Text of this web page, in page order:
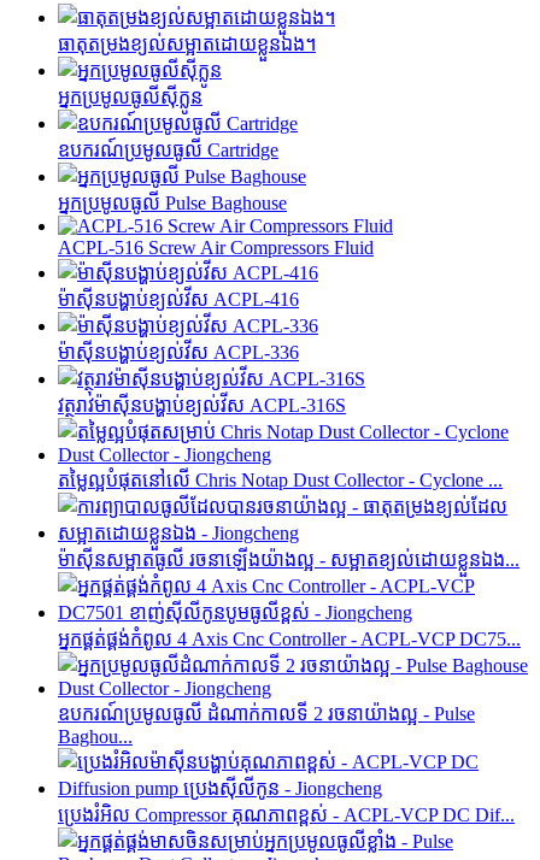
ធាតុតម្រងខ្យល់សម្អាតដោយខ្លួនឯង។
អ្នកប្រមូលធូលីស៊ីក្លូន
ឧបករណ៍ប្រមូលធូលី Cartridge
អ្នកប្រមូលធូលី Pulse Baghouse
ACPL-516 Screw Air Compressors Fluid
ម៉ាស៊ីនបង្ហាប់ខ្យល់វីស ACPL-416
ម៉ាស៊ីនបង្ហាប់ខ្យល់វីស ACPL-336
វត្ថុរាវម៉ាស៊ីនបង្ហាប់ខ្យល់វីស ACPL-316S
តម្លៃល្អបំផុតនៅលើ Chris Notap Dust Collector - Cyclone ...
ម៉ាស៊ីនសម្អាតធូលី រចនាឡើងយ៉ាងល្អ - សម្អាតខ្យល់ដោយខ្លួនឯង...
អ្នកផ្គត់ផ្គង់កំពូល 4 Axis Cnc Controller - ACPL-VCP DC75...
ឧបករណ៍ប្រមូលធូលី ដំណាក់កាលទី 2 រចនាយ៉ាងល្អ - Pulse
Baghou...
ប្រេងរំអិល Compressor គុណភាពខ្ពស់ - ACPL-VCP DC Dif...